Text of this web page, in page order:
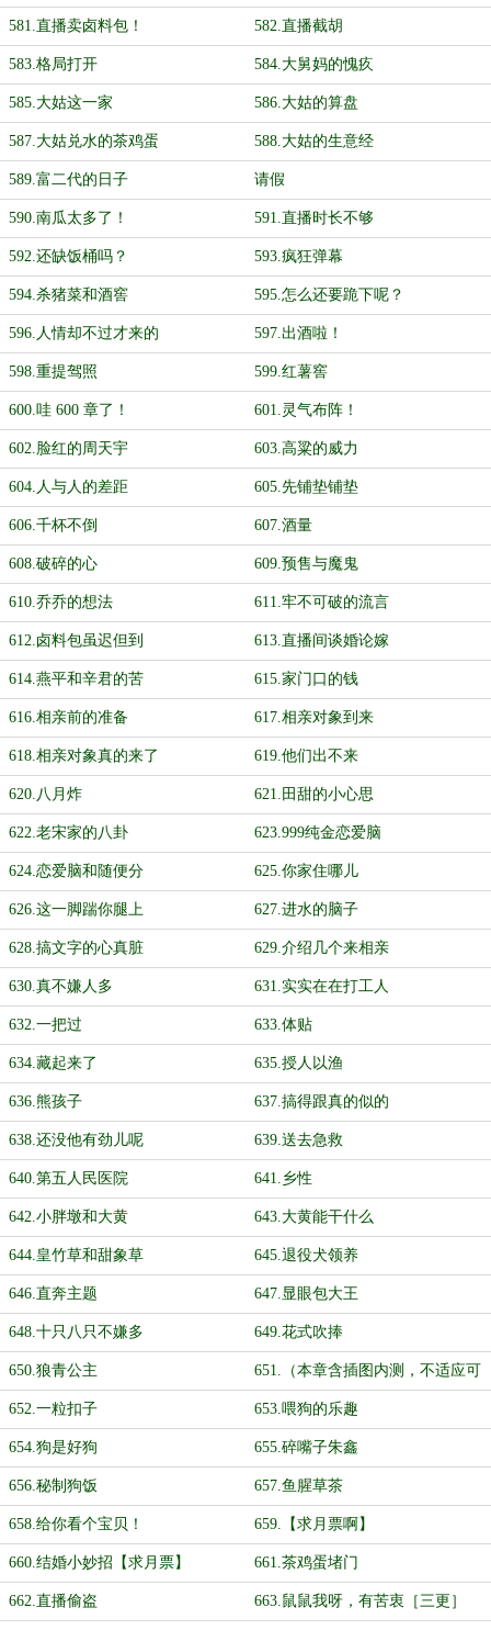
581.直播卖卤料包！ 582.直播截胡
583.格局打开 584.大舅妈的愧疚
585.大姑这一家 586.大姑的算盘
587.大姑兑水的茶鸡蛋 588.大姑的生意经
589.富二代的日子 请假
590.南瓜太多了！ 591.直播时长不够
592.还缺饭桶吗？ 593.疯狂弹幕
594.杀猪菜和酒窖 595.怎么还要跪下呢？
596.人情却不过才来的 597.出酒啦！
598.重提驾照 599.红薯窖
600.哇 600 章了！ 601.灵气布阵！
602.脸红的周天宇 603.高粱的威力
604.人与人的差距 605.先铺垫铺垫
606.千杯不倒 607.酒量
608.破碎的心 609.预售与魔鬼
610.乔乔的想法 611.牢不可破的流言
612.卤料包虽迟但到 613.直播间谈婚论嫁
614.燕平和辛君的苦 615.家门口的钱
616.相亲前的准备 617.相亲对象到来
618.相亲对象真的来了 619.他们出不来
620.八月炸 621.田甜的小心思
622.老宋家的八卦 623.999纯金恋爱脑
624.恋爱脑和随便分 625.你家住哪儿
626.这一脚踹你腿上 627.进水的脑子
628.搞文字的心真脏 629.介绍几个来相亲
630.真不嫌人多 631.实实在在打工人
632.一把过 633.体贴
634.藏起来了 635.授人以渔
636.熊孩子 637.搞得跟真的似的
638.还没他有劲儿呢 639.送去急救
640.第五人民医院 641.乡性
642.小胖墩和大黄 643.大黄能干什么
644.皇竹草和甜象草 645.退役犬领养
646.直奔主题 647.显眼包大王
648.十只八只不嫌多 649.花式吹捧
650.狼青公主 651.（本章含插图内测，不适应可
关）
652.一粒扣子 653.喂狗的乐趣
654.狗是好狗 655.碎嘴子朱鑫
656.秘制狗饭 657.鱼腥草茶
658.给你看个宝贝！ 659.【求月票啊】
660.结婚小妙招【求月票】 661.茶鸡蛋堵门
662.直播偷盗 663.鼠鼠我呀，有苦衷［三更］